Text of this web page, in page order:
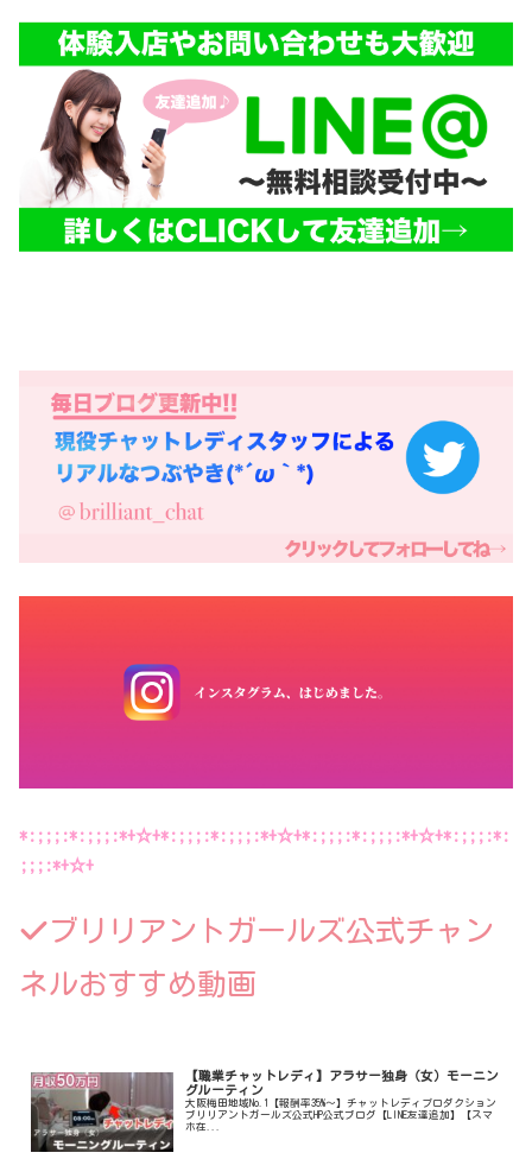
*:;;;:*:;;;:*+☆+*:;;;:*:;;;:*+☆+*:;;;:*:;;;:*+☆+*:;;;:*:
;;;:*+☆+
ブリリアントガールズ公式チャン
ネルおすすめ動画
【職業チャットレディ】アラサー独身（女）モーニン
グルーティン
大阪梅田地域No.1【報酬率35%〜】チャットレディプロダクション
ブリリアントガールズ公式HP公式ブログ【LINE友達追加】【スマ
ホ在...